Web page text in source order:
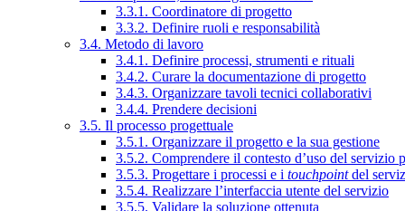
3.3.1. Coordinatore di progetto
3.3.2. Definire ruoli e responsabilità
3.4. Metodo di lavoro
3.4.1. Definire processi, strumenti e rituali
3.4.2. Curare la documentazione di progetto
3.4.3. Organizzare tavoli tecnici collaborativi
3.4.4. Prendere decisioni
3.5. Il processo progettuale
3.5.1. Organizzare il progetto e la sua gestione
3.5.2. Comprendere il contesto d’uso del servizio
3.5.3. Progettare i processi e i touchpointdel
3.5.4. Realizzare l’interfaccia utente del servizio
3.5.5. Validare la soluzione ottenuta